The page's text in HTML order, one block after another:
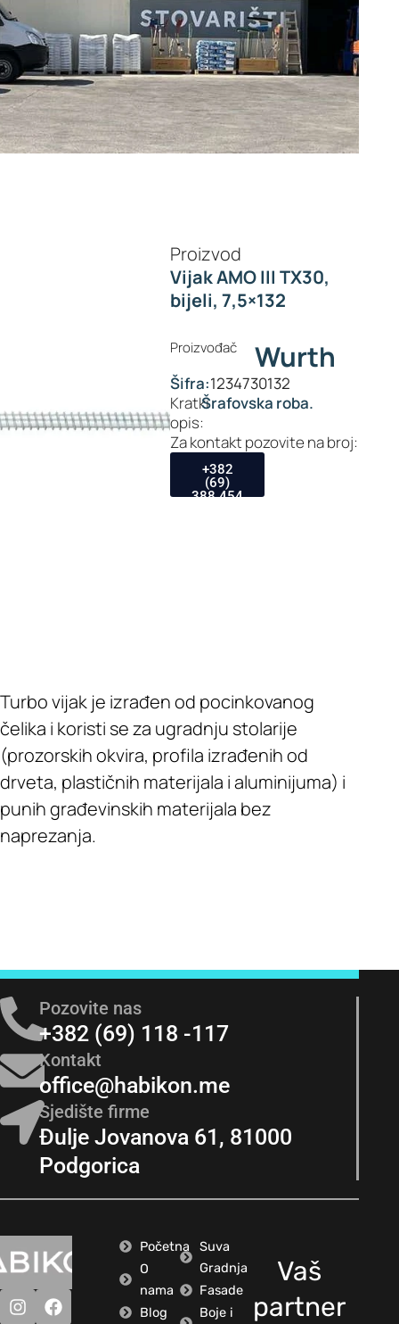
Proizvod
Vijak AMO III TX30,
bijeli, 7,5×132
Proizvođač Wurth
Šifra:1234730132
Kratki
opis:
Šrafovska roba.
Za kontakt pozovite na broj:
+382
(69)
388 454
Turbo vijak je izrađen od pocinkovanog
čelika i koristi se za ugradnju stolarije
(prozorskih okvira, profila izrađenih od
drveta, plastičnih materijala i aluminijuma) i
punih građevinskih materijala bez
naprezanja.
Pozovite nas
+382 (69) 118 -117
Kontakt
office@habikon.me
Sjedište firme
Đulje Jovanova 61, 81000
Podgorica
Početna
O
nama
Blog
Suva
Gradnja
Fasade
Boje i
Vaš
partner